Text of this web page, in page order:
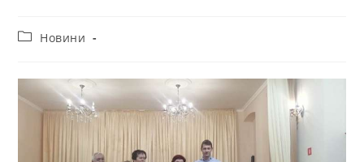
Новини